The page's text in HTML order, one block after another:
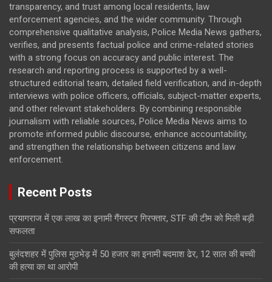
transparency, and trust among local residents, law
enforcement agencies, and the wider community. Through
comprehensive qualitative analysis, Police Media News gathers,
verifies, and presents factual police and crime-related stories
with a strong focus on accuracy and public interest. The
research and reporting process is supported by a well-
structured editorial team, detailed field verification, and in-depth
interviews with police officers, officials, subject-matter experts,
and other relevant stakeholders. By combining responsible
journalism with reliable sources, Police Media News aims to
promote informed public discourse, enhance accountability,
and strengthen the relationship between citizens and law
enforcement.
Recent Posts
प्रयागराज में एक लाख का इनामी गैंगस्टर गिरफ्तार, STF की टीम को मिली बड़ी
सफलता
बुलंदशहर में पुलिस मुठभेड़ में 50 हजार का इनामी बदमाश ढेर, 12 साल की बच्ची
की हत्या का था आरोपी